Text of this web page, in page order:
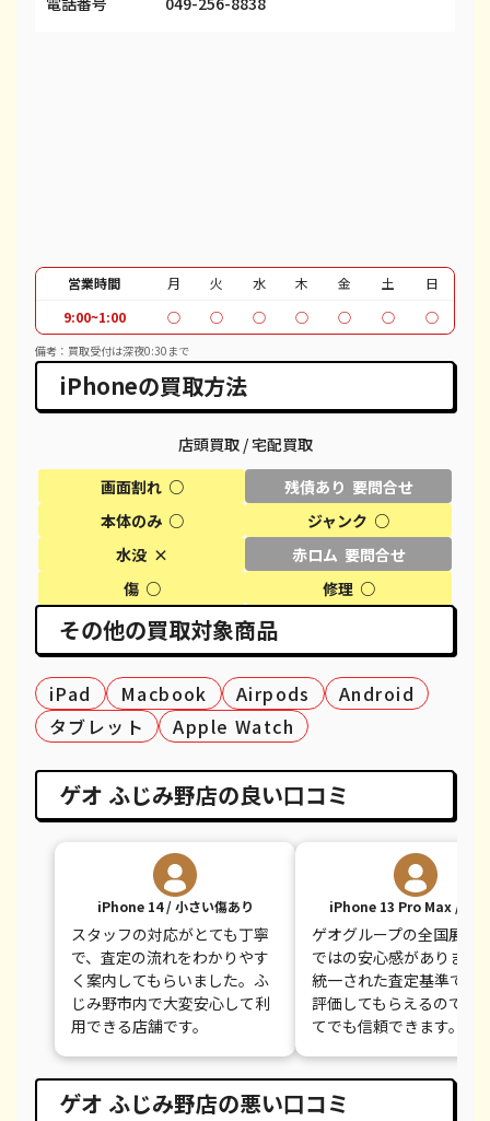
iPhone SE 2
iPhone 11
iPhone 11 Pro
iPhone 11 Pro Max
iPhone XS Max
iPhone X
iPhone 8 Plus
iPhone 8
iPhone 7
iPhone 7 Plus
¥7,000
¥19,000
¥20,000
¥22,000
¥13,000
¥13,000
¥10,000
¥7,000
¥6,000
¥3,500
¥5,000
¥12,100
¥30,100
¥95,600
¥39,600
¥20,600
¥26,100
¥14,100
¥9,100
営業時間 月 火 水 木 金 土
日
9:00~1:00
○ ○ ○ ○ ○ ○ ○
備考：買取受付は深夜0:30まで
iPhoneの買取方法
店頭買取 / 宅配買取
画面割れ ○
残債あり 要問合せ
本体のみ ○
ジャンク ○
水没 ×
赤ロム 要問合せ
傷 ○
修理 ○
その他の買取対象商品
iPad Macbook Airpods
Android
タブレット
Apple Watch
ゲオ ふじみ野店の良い口コミ
iPhone 14 / 小さい傷あり
スタッフの対応がとても丁寧
で、査定の流れをわかりやす
く案内してもらいました。ふ
じみ野市内で大変安心して利
用できる店舗です。
iPhone 13 Pro Max / 中
ゲオグループの全国展開
ではの安心感がありまし
統一された査定基準で公
評価してもらえるので、
てでも信頼できます。
ゲオ ふじみ野店の悪い口コミ